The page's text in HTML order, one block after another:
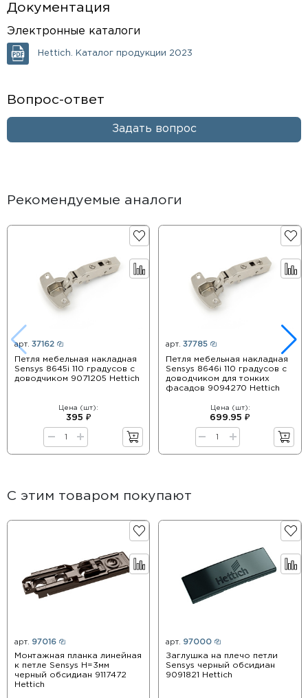
Документация
Электронные каталоги
Hettich. Каталог продукции 2023
Вопрос-ответ
Задать вопрос
Рекомендуемые аналоги
арт. 37162
Петля мебельная накладная
Sensys 8645i 110 градусов с
доводчиком 9071205 Hettich
Цена (шт):
395 ₽
арт. 37785
Петля мебельная накладная
Sensys 8646i 110 градусов с
доводчиком для тонких
фасадов 9094270 Hettich
Цена (шт):
699.95 ₽
С этим товаром покупают
арт. 97016
Монтажная планка линейная
к петле Sensys Н=3мм
черный обсидиан 9117472
Hettich
арт. 97000
Заглушка на плечо петли
Sensys черный обсидиан
9091821 Hettich